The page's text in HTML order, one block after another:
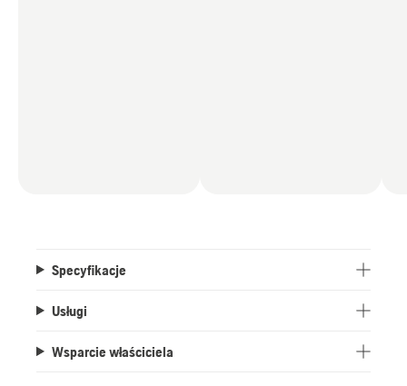
Specyfikacje
Usługi
Wsparcie właściciela